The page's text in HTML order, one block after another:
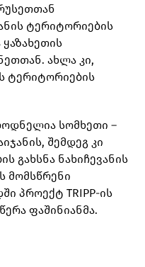
ტერიტორიების
ახლა კი,
ტერიტორიების
სომხეთი –
შემდეგ კი
გახსნა ნახიჩევანის
მომსწრენი
პროექტ TRIPP-ის
ფაშინიანმა.